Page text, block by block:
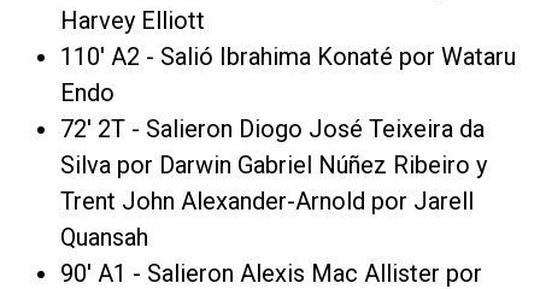
Harvey Elliott
110' A2 - Salió Ibrahima Konaté por Wataru
Endo
72' 2T - Salieron Diogo José Teixeira da
Silva por Darwin Gabriel Núñez Ribeiro y
Trent John Alexander-Arnold por Jarell
Quansah
90' A1 - Salieron Alexis Mac Allister por